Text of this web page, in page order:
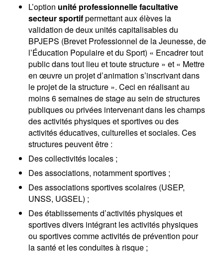
L’option unité professionnelle facultative
secteur sportifpermettant aux élèves la
validation de deux unités capitalisables du
BPJEPS (Brevet Professionnel de la Jeunesse, de
l’Éducation Populaire et du Sport) « Encadrer tout
public dans tout lieu et toute structure » et « Mettre
en œuvre un projet d’animation s’inscrivant dans
le projet de la structure ». Ceci en réalisant au
moins 6 semaines de stage au sein de structures
publiques ou privées intervenant dans les champs
des activités physiques et sportives ou des
activités éducatives, culturelles et sociales. Ces
structures peuvent être :
Des collectivités locales ;
Des associations, notamment sportives ;
Des associations sportives scolaires (USEP,
UNSS, UGSEL) ;
Des établissements d’activités physiques et
sportives divers intégrant les activités physiques
ou sportives comme activités de prévention pour
la santé et les conduites à risque ;